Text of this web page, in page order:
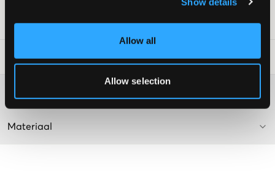
Allow all
Allow selection
SKU:126770-004
Laundry Advice:
Materiaal